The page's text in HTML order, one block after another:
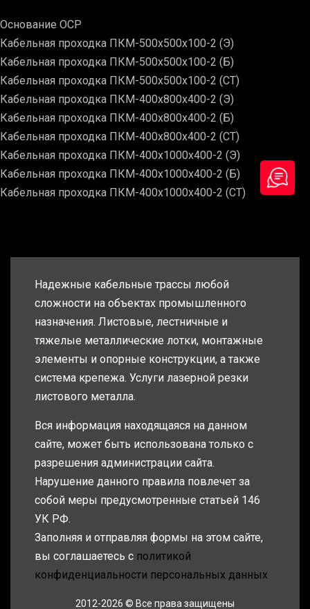
Основание ОСР
Кабельная проходка ПКМ-500х500х100-2 (Э)
Кабельная проходка ПКМ-500х500х100-2 (Б)
Кабельная проходка ПКМ-500х500х100-2 (СТ)
Кабельная проходка ПКМ-400х800х400-2 (Э)
Кабельная проходка ПКМ-400х800х400-2 (Б)
Кабельная проходка ПКМ-400х800х400-2 (СТ)
Кабельная проходка ПКМ-400х1000х400-2 (Э)
Кабельная проходка ПКМ-400х1000х400-2 (Б)
Кабельная проходка ПКМ-400х1000х400-2 (СТ)
Надежные кабельные трассы любой
сложности на объектах промышленного
назначения. Листовые, лестничные и
тяжелые металлические лотки, монтажные
элементы и опорные конструкции, а также
система крепежа. Услуги лазерной резки
листового металла.
Вся информация находящаяся на данном
сайте, может быть использована только с
разрешения администрации сайта.
Нарушение данного правила повлечет за
собой меры предусмотренные статьей 146
УК РФ.
Заполняя и отправляя формы на этом сайте,
вы соглашаетесь с политикой
конфиденциальности персональных данных
2012-2026 © Все права защищены